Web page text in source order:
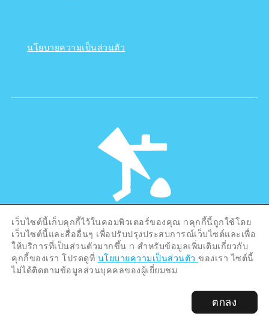
นโยบายความเป็นส่วนตัว
©Hiroshima Tourism Association /
Hiroshima Prefecture / Hiroshima City .
All rights reserved
เว็บไซต์นี้เก็บคุกกี้ไว้ในคอมพิวเตอร์ของคุณ nคุกกี้นี้ถูกใช้โดย
เว็บไซต์นี้และสื่ออื่นๆ เพื่อปรับปรุงประสบการณ์เว็บไซต์และเพื่อ
ให้บริการที่เป็นส่วนตัวมากขึ้น n สำหรับข้อมูลเพิ่มเติมเกี่ยวกับ
คุกกี้ของเรา โปรดดูที่ นโยบายความเป็นส่วนตัวของเรา ไซต์นี้
ไม่ได้ติดตามข้อมูลส่วนบุคคลของผู้เยี่ยมชม
ตกลง